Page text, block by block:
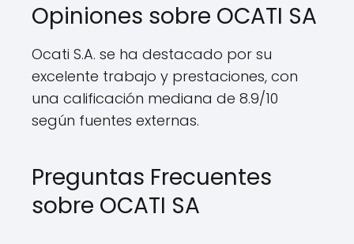
Opiniones sobre OCATI SA
Ocati S.A. se ha destacado por su
excelente trabajo y prestaciones, con
una calificación mediana de 8.9/10
según fuentes externas.
Preguntas Frecuentes
sobre OCATI SA